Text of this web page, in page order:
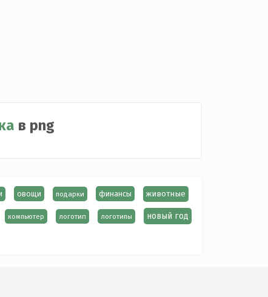
в png
овощи подарки финансы животные
компьютер логотип логотипы новый год